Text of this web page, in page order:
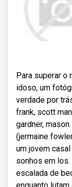
Para superar o
idoso, um
verdade por
frank, scott
gardner,
(jermaine
um jovem
sonhos em
escalada de